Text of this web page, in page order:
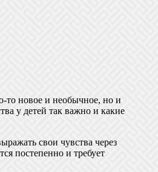
то новое и необычное, но и
у детей так важно и какие
свои чувства через
постепенно и требует